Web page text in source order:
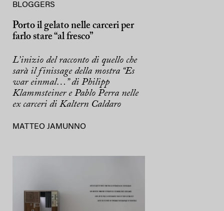
BLOGGERS
Porto il gelato nelle carceri per
farlo stare “al fresco”
L’inizio del racconto di quello che
sarà il finissage della mostra “Es
war einmal…” di Philipp
Klammsteiner e Pablo Perra nelle
ex carceri di Kaltern Caldaro
MATTEO JAMUNNO